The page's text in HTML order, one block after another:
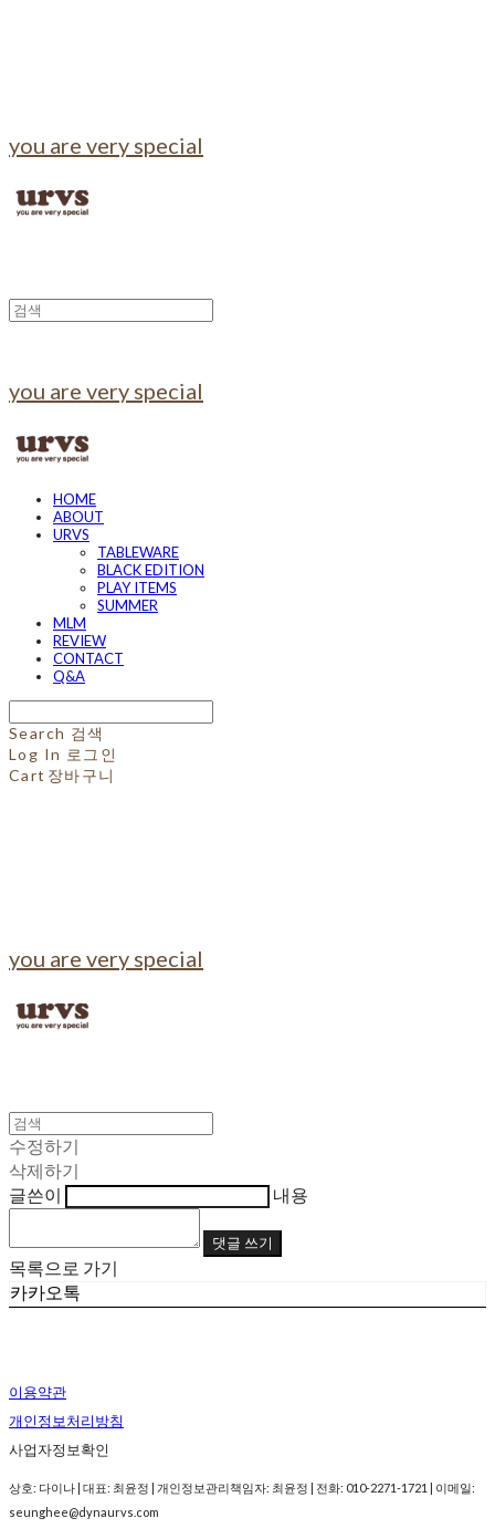
you are very special
you are very special
HOME
ABOUT
URVS
TABLEWARE
BLACK EDITION
PLAY ITEMS
SUMMER
MLM
REVIEW
CONTACT
Q&A
Search 검색
Log In 로그인
Cart 장바구니
you are very special
수정하기
삭제하기
글쓴이
내용
댓글 쓰기
목록으로 가기
카카오톡
이용약관
개인정보처리방침
사업자정보확인
상호: 다이나 | 대표: 최윤정 | 개인정보관리책임자: 최윤정 | 전화: 010-2271-1721 | 이메일:
seunghee@dynaurvs.com